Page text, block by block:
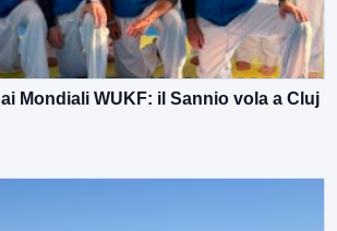
Mondiali WUKF: il Sannio vola a Cluj